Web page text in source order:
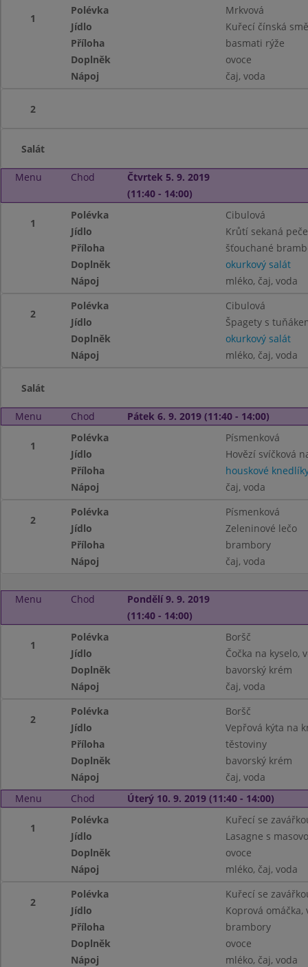
1
Polévka
Mrkvová
Jídlo
Kuřecí čínská
Příloha
basmati rýže
Doplněk
ovoce
Nápoj
čaj, voda
2
Salát
Menu Chod
Čtvrtek 5. 9. 2019
(11:40 - 14:00)
1
Polévka
Cibulová
Jídlo
Krůtí sekaná
Příloha
šťouchané
Doplněk
okurkový salát
Nápoj
mléko, čaj, voda
2
Polévka
Cibulová
Jídlo
Špagety s
Doplněk
okurkový salát
Nápoj
mléko, čaj, voda
Salát
Menu Chod Pátek 6. 9. 2019 (11:40 - 14:00)
1
Polévka
Písmenková
Jídlo
Hovězí svíčková
Příloha
houskové
Nápoj
čaj, voda
2
Polévka
Písmenková
Jídlo
Zeleninové lečo
Příloha
brambory
Nápoj
čaj, voda
Menu Chod
Pondělí 9. 9. 2019
(11:40 - 14:00)
1
Polévka
Boršč
Jídlo
Čočka na kyselo,
Doplněk
bavorský krém
Nápoj
čaj, voda
2
Polévka
Boršč
Jídlo
Vepřová kýta na
Příloha
těstoviny
Doplněk
bavorský krém
Nápoj
čaj, voda
Menu
Chod Úterý 10. 9. 2019 (11:40 - 14:00)
1
Polévka
Kuřecí se
Jídlo
Lasagne s
Doplněk
ovoce
Nápoj
mléko, čaj, voda
2
Polévka
Kuřecí se
Jídlo
Koprová omáčka,
Příloha
brambory
Doplněk
ovoce
Nápoj
mléko, čaj, voda